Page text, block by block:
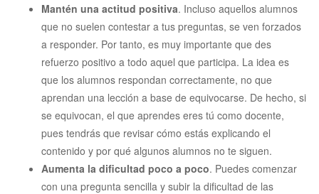
Mantén una actitud positiva. Incluso aquellos alumnos
que no suelen contestar a tus preguntas, se ven forzados
a responder. Por tanto, es muy importante que des
refuerzo positivo a todo aquel que participa. La idea es
que los alumnos respondan correctamente, no que
aprendan una lección a base de equivocarse. De hecho, si
se equivocan, el que aprendes eres tú como docente,
pues tendrás que revisar cómo estás explicando el
contenido y por qué algunos alumnos no te siguen.
Aumenta la dificultad poco a poco. Puedes comenzar
con una pregunta sencilla y subir la dificultad de las